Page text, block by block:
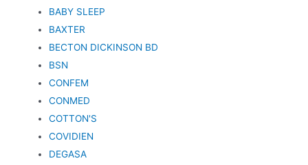
BABY SLEEP
BAXTER
BECTON DICKINSON BD
BSN
CONFEM
CONMED
COTTON'S
COVIDIEN
DEGASA